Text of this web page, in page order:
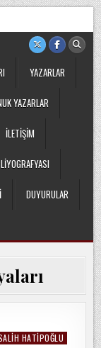
tamamen
YAZARLAR
YAZARLAR
İLETIŞIM
DUYURULAR
HATIPOĞLU